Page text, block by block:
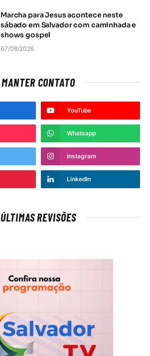
Marcha para Jesus acontece neste
sábado em Salvador com caminhada e
shows gospel
07/08/2026
MANTER CONTATO
YouTube
Whatsapp
Instagram
LinkedIn
ÚLTIMAS REVISÕES